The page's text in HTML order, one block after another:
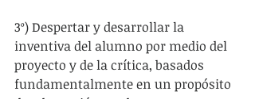
3º) Despertar y desarrollar la
inventiva del alumno por medio del
proyecto y de la crítica, basados
fundamentalmente en un propósito